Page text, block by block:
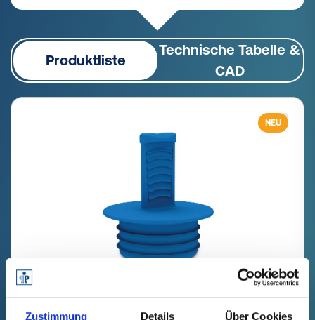
Zustimmung Details Über Cookies
Produktliste
Technische Tabelle &
CAD
NEU
GPN 387 HV 40-2 PCR-PE, blau